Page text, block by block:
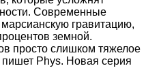
Современные
гравитацию,
земной.
просто слишком тяжелое
Phys. Новая серия